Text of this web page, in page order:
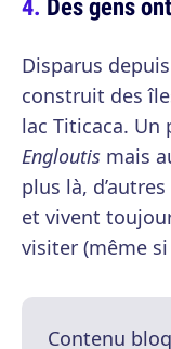
Disparus
construit des
lac Titicaca. Un
Engloutis mais
plus là,
et vivent
visiter (même
Contenu